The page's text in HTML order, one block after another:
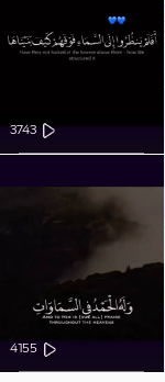
3743
4155